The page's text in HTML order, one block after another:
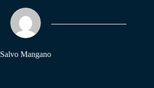
Salvo Mangano